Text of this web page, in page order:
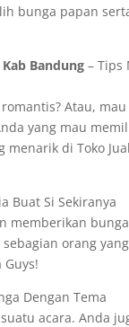
bunga papan
Bandung – Tips
Atau,
yang mau
menarik di Toko
Buat Si Sekiranya
memberikan
sebagian orang
Dengan Tema
acara. Anda